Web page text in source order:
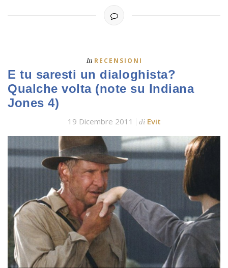
In RECENSIONI
E tu saresti un dialoghista?
Qualche volta (note su Indiana
Jones 4)
19 Dicembre 2011 di Evit